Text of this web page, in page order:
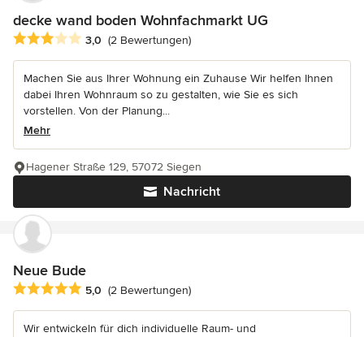
decke wand boden Wohnfachmarkt UG
Durchschnittliche Bewertung: 3 von 5 Sternen
3,0 (2 Bewertungen)
Machen Sie aus Ihrer Wohnung ein Zuhause Wir helfen Ihnen
dabei Ihren Wohnraum so zu gestalten, wie Sie es sich
vorstellen. Von der Planung...
Mehr
Nachricht
Hagener Straße 129, 57072 Siegen
Neue Bude
Durchschnittliche Bewertung: 5 von 5 Sternen
5,0 (2 Bewertungen)
Wir entwickeln für dich individuelle Raum- und